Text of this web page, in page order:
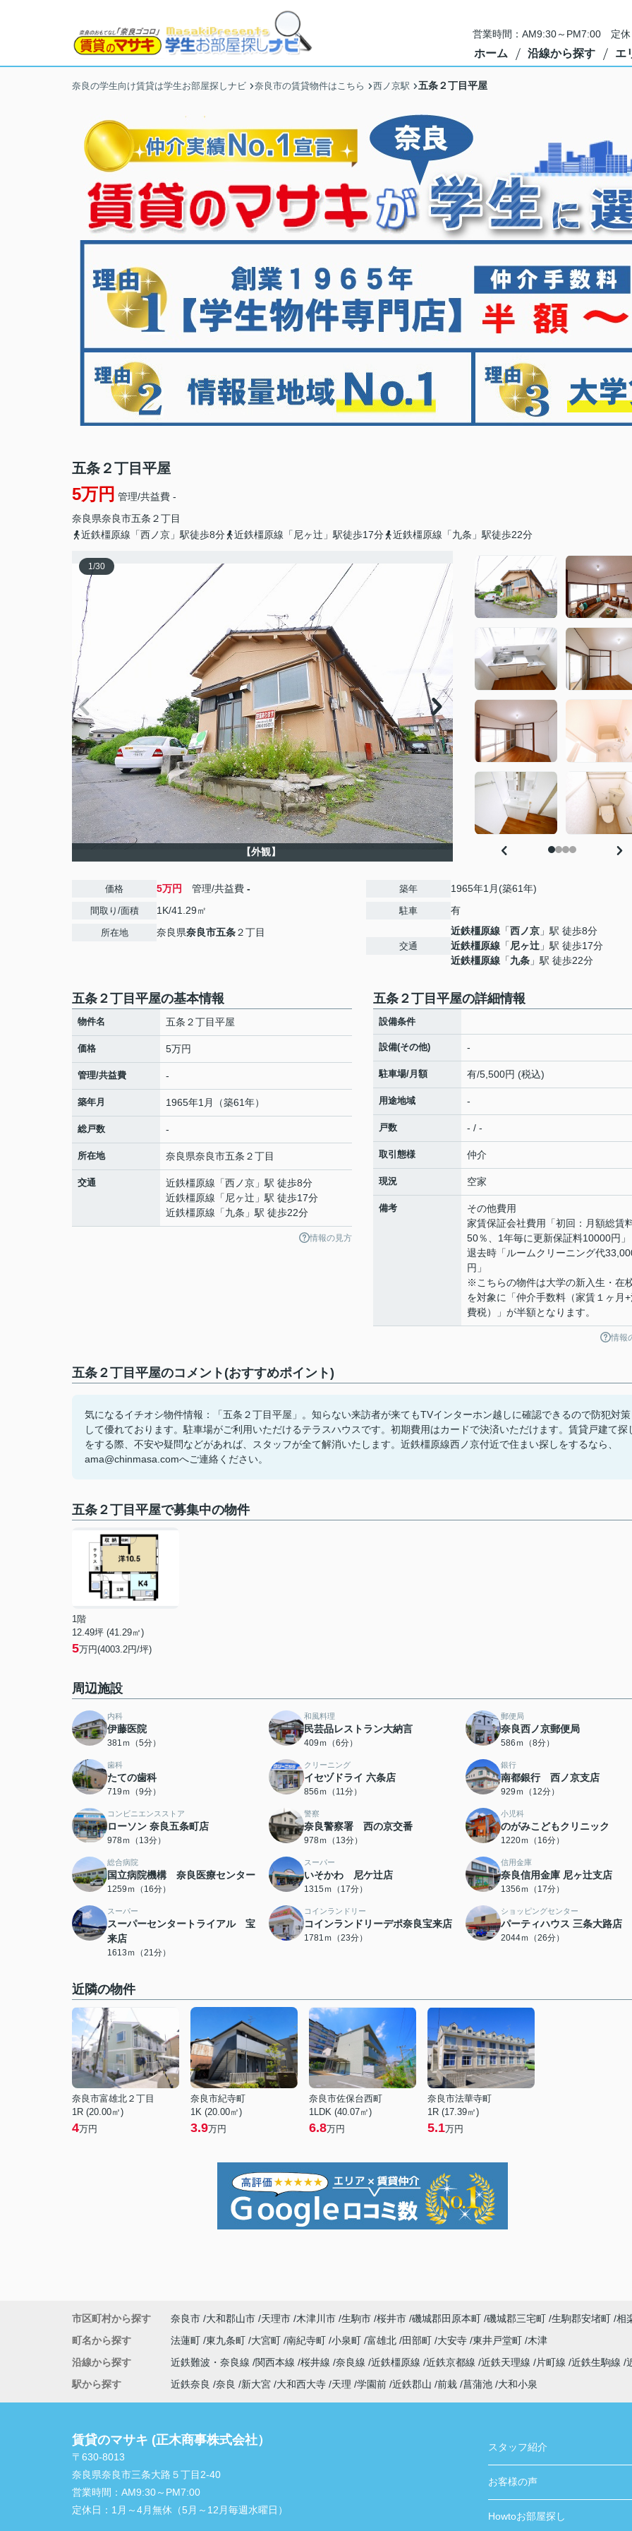
営業時間：AM9:30～PM7:00 定休
ホーム 沿線から探す エ
奈良の学生向け賃貸は学生お部屋探しナビ 奈良市の賃貸物件はこちら 西ノ京駅 五条２丁目平屋
五条２丁目平屋
5万円 管理/共益費 -
奈良県奈良市五条 ２丁目
近鉄橿原線「西ノ京」駅徒歩8分
近鉄橿原線「尼ヶ辻」駅徒歩17分 近鉄橿原線「九条」駅徒歩22分
1/30
【外観】
価格 5万円 管理/共益費 -
間取り/面積 1K/41.29㎡
所在地 奈良県奈良市五条２丁目
築年 1965年1月(築61年)
駐車 有
交通
近鉄橿原線 「西ノ京 」駅 徒歩8分
近鉄橿原線 「 尼ヶ辻 」駅 徒歩17分
近鉄橿原線 「九条 」駅 徒歩22分
五条２丁目平屋の基本情報
物件名 五条２丁目平屋
価格 5万円
管理/共益費 -
築年月 1965年1月（築61年）
総戸数 -
所在地 奈良県奈良市五条 ２丁目
交通 近鉄橿原線 「西ノ京 」駅 徒歩8分
近鉄橿原線 「 尼ヶ辻 」駅 徒歩17分
近鉄橿原線 「九条 」駅 徒歩22分
情報の見方
五条２丁目平屋の詳細情報
設備条件
設備(その他) -
駐車場/月額 有/5,500円 (税込)
用途地域 -
戸数 - / -
取引態様 仲介
現況 空家
備考
その他費用
家賃保証会社費用「初回：月額総賃
50％、1年毎に更新保証料10000円」
退去時「ルームクリーニング代
円」
※こちらの物件は大学の新入生・在
を対象に「仲介手数料（家賃１ヶ月
費税）」が半額となります。
情報
五条２丁目平屋のコメント(おすすめポイント)
気になるイチオシ物件情報：「五条２丁目平屋」。知らない来訪者が来てもTVインターホン越しに確認できるので防犯対
して優れております。駐車場がご利用いただけるテラスハウスです。初期費用はカードで決済いただけます。賃貸戸建て探
をする際、不安や疑問などがあれば、スタッフが全て解消いたします。近鉄橿原線西ノ京付近で住まい探しをするなら、
ama@chinmasa.comへご連絡ください。
五条２丁目平屋で募集中の物件
1階
12.49坪 (41.29㎡)
5万円(4003.2円/坪)
周辺施設
内科
伊藤医院
381ｍ（5分）
和風料理
民芸品レストラン大納言
409ｍ（6分）
郵便局
奈良西ノ京郵便局
586ｍ（8分）
歯科
たての歯科
719ｍ（9分）
クリーニング
イセヅドライ 六条店
856ｍ（11分）
銀行
南都銀行 西ノ京支店
929ｍ（12分）
コンビニエンスストア
ローソン 奈良五条町店
978ｍ（13分）
警察
奈良警察署 西の京交番
978ｍ（13分）
小児科
のがみこどもクリニック
1220ｍ（16分）
総合病院
国立病院機構 奈良医療センター
1259ｍ（16分）
スーパー
いそかわ 尼ケ辻店
1315ｍ（17分）
信用金庫
奈良信用金庫 尼ヶ辻支店
1356ｍ（17分）
スーパー
スーパーセンタートライアル 宝
来店
1613ｍ（21分）
コインランドリー
コインランドリーデポ奈良宝来店
1781ｍ（23分）
ショッピングセンター
パーティハウス 三条大路店
2044ｍ（26分）
近隣の物件
奈良市富雄北２丁目
1R (20.00㎡)
4万円
奈良市紀寺町
1K (20.00㎡)
3.9万円
奈良市佐保台西町
1LDK (40.07㎡)
6.8万円
奈良市法華寺町
1R (17.39㎡)
5.1万円
市区町村から探す 奈良市 大和郡山市 天理市 木津川市 生駒市 桜井市 磯城郡田原本町 磯城郡三宅町 生駒郡安堵町 相
町名から探す
法蓮町 東九条町 大宮町 南紀寺町 小泉町 富雄北 田部町 大安寺 東井戸堂町 木津
沿線から探す
近鉄難波・奈良線 関西本線 桜井線 奈良線 近鉄橿原線 近鉄京都線 近鉄天理線 片町線 近鉄生駒線
駅から探す
近鉄奈良 奈良 新大宮 大和西大寺 天理 学園前 近鉄郡山 前栽 菖蒲池 大和小泉
賃貸のマサキ (正木商事株式会社）
〒630-8013
奈良県奈良市三条大路５丁目2-40
営業時間： AM9:30～PM7:00
定休日： 1月～4月無休（5月～12月毎週水曜日）
スタッフ紹介
お客様の声
Howtoお部屋探し